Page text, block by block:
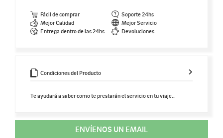
Fácil de comprar
Soporte 24hs
Mejor Calidad
Mejor Servicio
Entrega dentro de las 24hs
Devoluciones
Condiciones del Producto
Te ayudará a saber como te prestarán el servicio en tu viaje..
ENVÍENOS UN EMAIL